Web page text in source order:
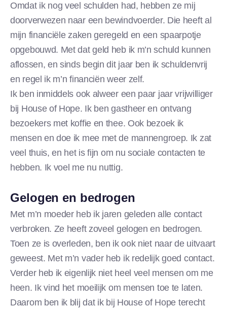
Omdat ik nog veel schulden had, hebben ze mij
doorverwezen naar een bewindvoerder. Die heeft al
mijn financiële zaken geregeld en een spaarpotje
opgebouwd. Met dat geld heb ik m’n schuld kunnen
aflossen, en sinds begin dit jaar ben ik schuldenvrij
en regel ik m’n financiën weer zelf.
Ik ben inmiddels ook alweer een paar jaar vrijwilliger
bij House of Hope. Ik ben gastheer en ontvang
bezoekers met koffie en thee. Ook bezoek ik
mensen en doe ik mee met de mannengroep. Ik zat
veel thuis, en het is fijn om nu sociale contacten te
hebben. Ik voel me nu nuttig.
Gelogen en bedrogen
Met m’n moeder heb ik jaren geleden alle contact
verbroken. Ze heeft zoveel gelogen en bedrogen.
Toen ze is overleden, ben ik ook niet naar de uitvaart
geweest. Met m’n vader heb ik redelijk goed contact.
Verder heb ik eigenlijk niet heel veel mensen om me
heen. Ik vind het moeilijk om mensen toe te laten.
Daarom ben ik blij dat ik bij House of Hope terecht